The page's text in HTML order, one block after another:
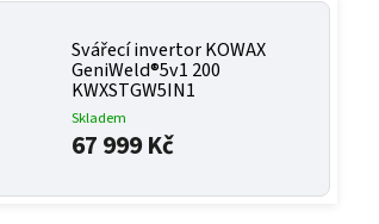
Svářecí invertor KOWAX
GeniWeld®5v1 200
KWXSTGW5IN1
Skladem
67 999 Kč